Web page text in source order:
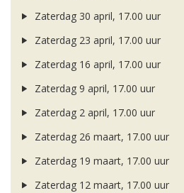
Zaterdag 30 april, 17.00 uur
Zaterdag 23 april, 17.00 uur
Zaterdag 16 april, 17.00 uur
Zaterdag 9 april, 17.00 uur
Zaterdag 2 april, 17.00 uur
Zaterdag 26 maart, 17.00 uur
Zaterdag 19 maart, 17.00 uur
Zaterdag 12 maart, 17.00 uur